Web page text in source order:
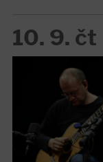
10. 9. čt